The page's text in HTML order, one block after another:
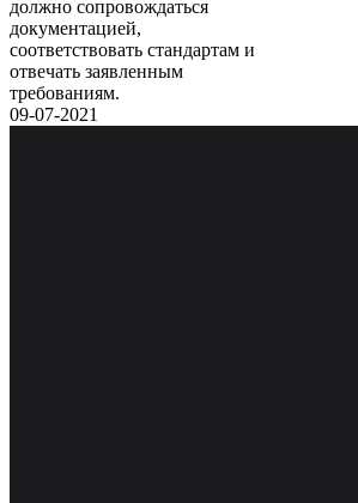
должно сопровождаться
документацией,
соответствовать стандартам и
отвечать заявленным
требованиям.
09-07-2021